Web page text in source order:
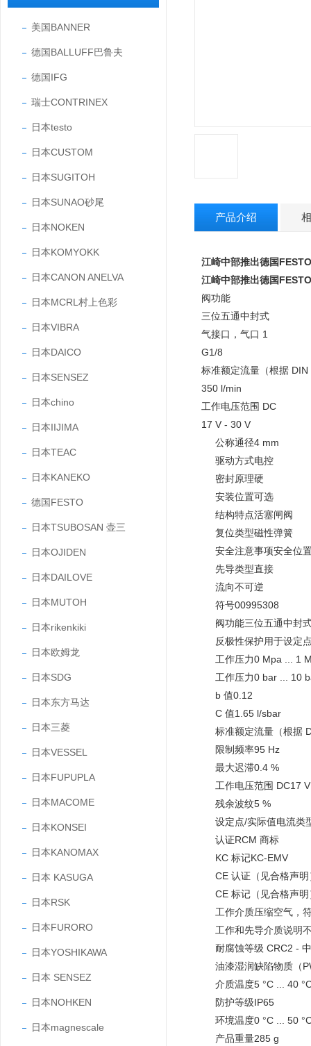
美国BANNER
德国BALLUFF巴鲁夫
德国IFG
瑞士CONTRINEX
日本testo
日本CUSTOM
日本SUGITOH
日本SUNAO砂尾
日本NOKEN
日本KOMYOKK
日本CANON ANELVA
日本MCRL村上色彩
日本VIBRA
日本DAICO
日本SENSEZ
日本chino
日本IIJIMA
日本TEAC
日本KANEKO
德国FESTO
日本TSUBOSAN 壶三
日本OJIDEN
日本DAILOVE
日本MUTOH
日本rikenkiki
日本欧姆龙
日本SDG
日本东方马达
日本三菱
日本VESSEL
日本FUPUPLA
日本MACOME
日本KONSEI
日本KANOMAX
日本 KASUGA
日本RSK
日本FURORO
日本YOSHIKAWA
日本 SENSEZ
日本NOHKEN
日本magnescale
产品介绍
江崎中部推出德国
江崎中部推出德国
阀功能
三位五通中封式
气接口，气口 1
G1/8
标准额定流量（根据
350 l/min
工作电压范围 DC
17 V - 30 V
公称通径4 mm
驱动方式电控
密封原理硬
安装位置可选
结构特点活塞闸阀
复位类型磁性弹簧
安全注意事项安全位
先导类型直接
流向不可逆
符号00995308
阀功能三位五通中封
反极性保护用于设定
工作压力0 Mpa ... 1
工作压力0 bar ... 10
b 值0.12
C 值1.65 l/sbar
标准额定流量（根据
限制频率95 Hz
最大迟滞0.4 %
工作电压范围 DC17
残余波纹5 %
设定点/实际值电流类
认证RCM 商标
KC 标记KC-EMV
CE 认证（见合格声
CE 标记（见合格声
工作介质压缩空气，
工作和先导介质说明
耐腐蚀等级 CRC2 -
油漆湿润缺陷物质（
介质温度5 °C ... 40
防护等级IP65
环境温度0 °C ... 50
产品重量285 g